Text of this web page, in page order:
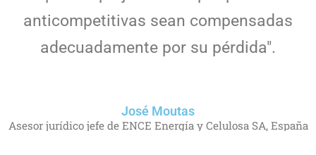
anticompetitivas sean compensadas
adecuadamente por su pérdida".
José Moutas
Asesor jurídico jefe de ENCE Energía y Celulosa SA, España